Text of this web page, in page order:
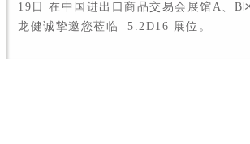
19日 在中国进出口商品交易会展馆A、B
龙健诚挚邀您莅临 5.2D16 展位。